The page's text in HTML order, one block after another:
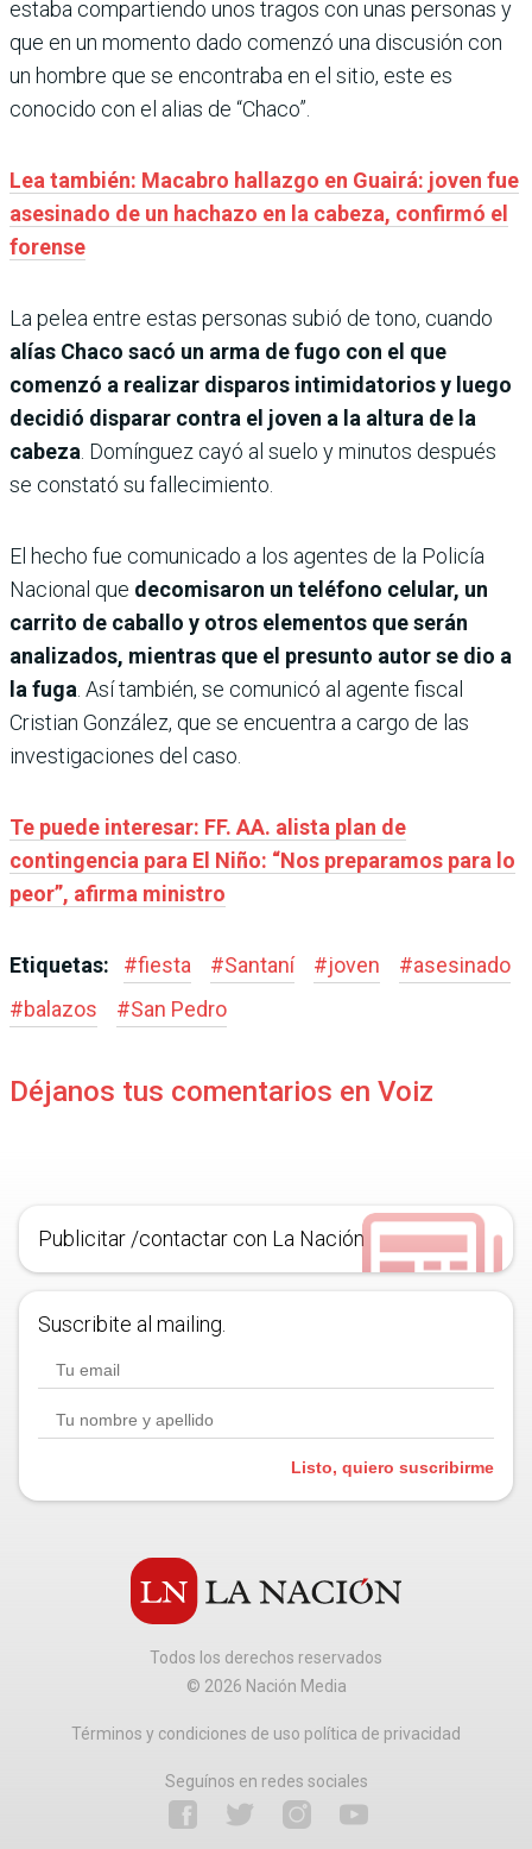
estaba compartiendo unos tragos con unas personas y
que en un momento dado comenzó una discusión con
un hombre que se encontraba en el sitio, este es
conocido con el alias de “Chaco”.
Lea también: Macabro hallazgo en Guairá: joven fue
asesinado de un hachazo en la cabeza, confirmó el
forense
La pelea entre estas personas subió de tono, cuando
alías Chaco sacó un arma de fugo con el que
comenzó a realizar disparos intimidatorios y luego
decidió disparar contra el joven a la altura de la
cabeza . Domínguez cayó al suelo y minutos después
se constató su fallecimiento.
El hecho fue comunicado a los agentes de la Policía
Nacional que decomisaron un teléfono celular, un
carrito de caballo y otros elementos que serán
analizados, mientras que el presunto autor se dio a
la fuga . Así también, se comunicó al agente fiscal
Cristian González, que se encuentra a cargo de las
investigaciones del caso.
Te puede interesar: FF. AA. alista plan de
contingencia para El Niño: “Nos preparamos para lo
peor”, afirma ministro
Etiquetas: #fiesta #Santaní #joven #asesinado
#balazos #San Pedro
Déjanos tus comentarios en Voiz
Publicitar /contactar con La Nación
Suscribite al mailing.
Listo, quiero suscribirme
Todos los derechos reservados
© 2026 Nación Media
Términos y condiciones de uso política de privacidad
Seguínos en redes sociales